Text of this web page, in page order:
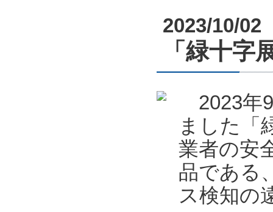
2023/10/02
「緑十
2023年9
ました「
業者の安
品である
ス検知の